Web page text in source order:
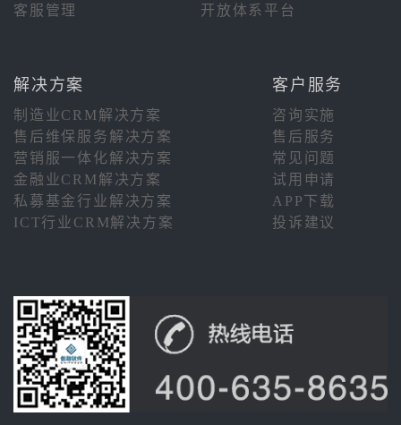
客服管理
开放体系平台
解决方案 客户服务
制造业CRM解决方案
咨询实施
售后维保服务解决方案
售后服务
营销服一体化解决方案
常见问题
金融业CRM解决方案
试用申请
私募基金行业解决方案
APP下载
ICT行业CRM解决方案
投诉建议